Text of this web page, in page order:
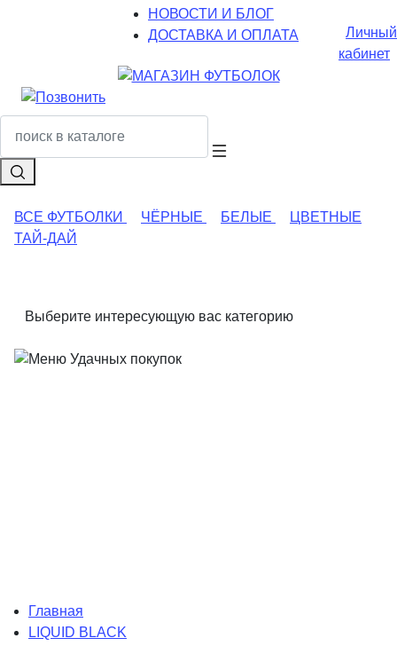
НОВОСТИ И БЛОГ
ДОСТАВКА И ОПЛАТА
Личный
кабинет
ВСЕ ФУТБОЛКИ ЧЁРНЫЕ БЕЛЫЕ
ЦВЕТНЫЕ
ТАЙ-ДАЙ
Выберите интересующую вас категорию
Главная
LIQUID BLACK